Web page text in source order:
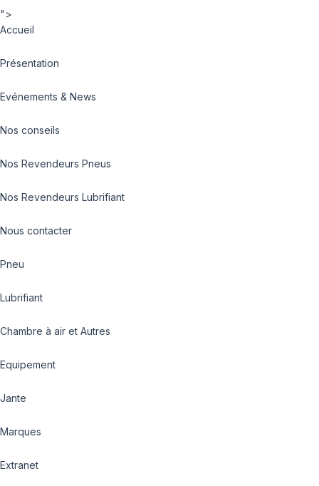
">
Accueil
Présentation
Evénements & News
Nos conseils
Nos Revendeurs Pneus
Nos Revendeurs Lubrifiant
Nous contacter
Pneu
Lubrifiant
Chambre à air et Autres
Equipement
Jante
Marques
Extranet